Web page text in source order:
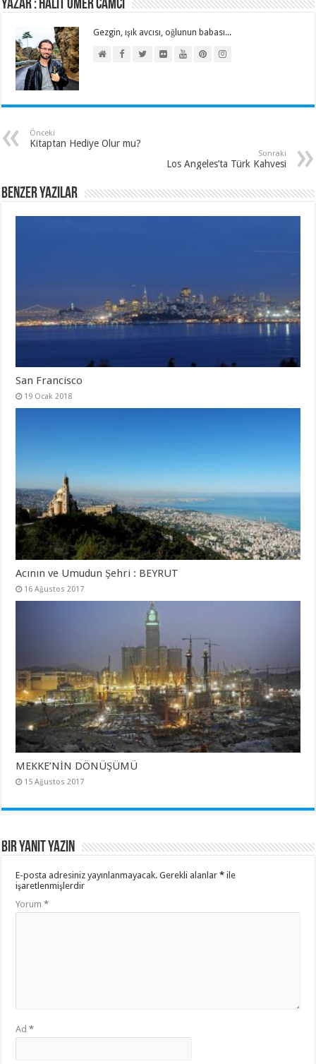
Yazar : HALİT ÖMER CAMCI
Gezgin, ışık avcısı, oğlunun babası...
Önceki
Kitaptan Hediye Olur mu?
Sonraki
Los Angeles’ta Türk Kahvesi
Benzer Yazılar
San Francisco
19 Ocak 2018
Acının ve Umudun Şehri : BEYRUT
16 Ağustos 2017
MEKKE’NİN DÖNÜŞÜMÜ
15 Ağustos 2017
Bir yanıt yazın
E-posta adresiniz yayınlanmayacak. Gerekli alanlar* ile
işaretlenmişlerdir
Yorum*
Ad*